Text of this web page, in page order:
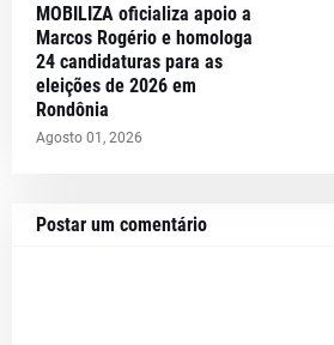
MOBILIZA oficializa apoio a
Marcos Rogério e homologa
24 candidaturas para as
eleições de 2026 em
Rondônia
Agosto 01, 2026
Postar um comentário